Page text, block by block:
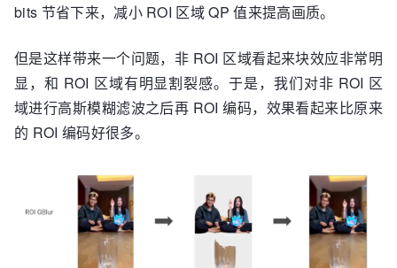
bits 节省下来，减小 ROI 区域 QP 值来提高画质。
但是这样带来一个问题，非 ROI 区域看起来块效应非常明
显，和 ROI 区域有明显割裂感。于是，我们对非 ROI 区
域进行高斯模糊滤波之后再 ROI 编码，效果看起来比原来
的 ROI 编码好很多。